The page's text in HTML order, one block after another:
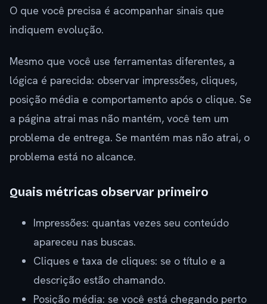
O que você precisa é acompanhar sinais que
indiquem evolução.
Mesmo que você use ferramentas diferentes, a
lógica é parecida: observar impressões, cliques,
posição média e comportamento após o clique. Se
a página atrai mas não mantém, você tem um
problema de entrega. Se mantém mas não atrai, o
problema está no alcance.
Quais métricas observar primeiro
Impressões: quantas vezes seu conteúdo
apareceu nas buscas.
Cliques e taxa de cliques: se o título e a
descrição estão chamando.
Posição média: se você está chegando perto